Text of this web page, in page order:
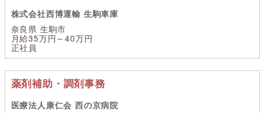
株式会社西博運輸 生駒車庫
奈良県 生駒市
月給35万円～40万円
正社員
薬剤補助・調剤事務
医療法人康仁会 西の京病院